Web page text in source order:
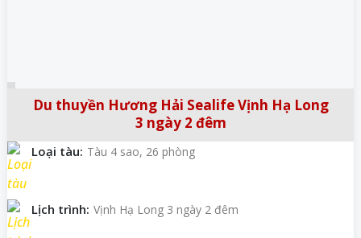
Du thuyền Hương Hải Sealife Vịnh Hạ Long
3 ngày 2 đêm
Loại tàu: Tàu 4 sao, 26 phòng
Lịch trình: Vịnh Hạ Long 3 ngày 2 đêm